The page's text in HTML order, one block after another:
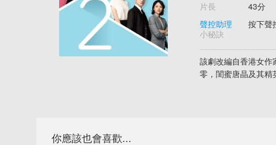
片長
43分
聲控助理
小秘訣
按下聲
該劇改編自香港女
零，閨蜜唐晶及其精
你應該也會喜歡...